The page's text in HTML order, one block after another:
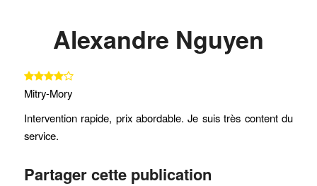
Alexandre Nguyen
Mitry-Mory
Intervention rapide, prix abordable. Je suis très content du
service.
Partager cette publication